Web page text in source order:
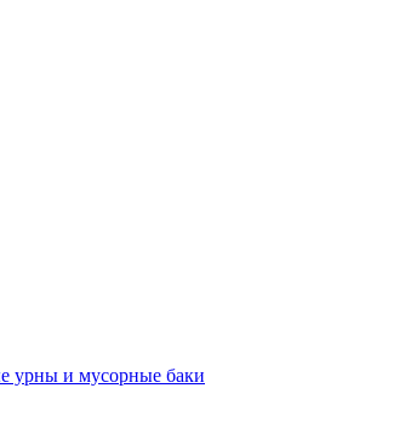
урны и мусорные баки